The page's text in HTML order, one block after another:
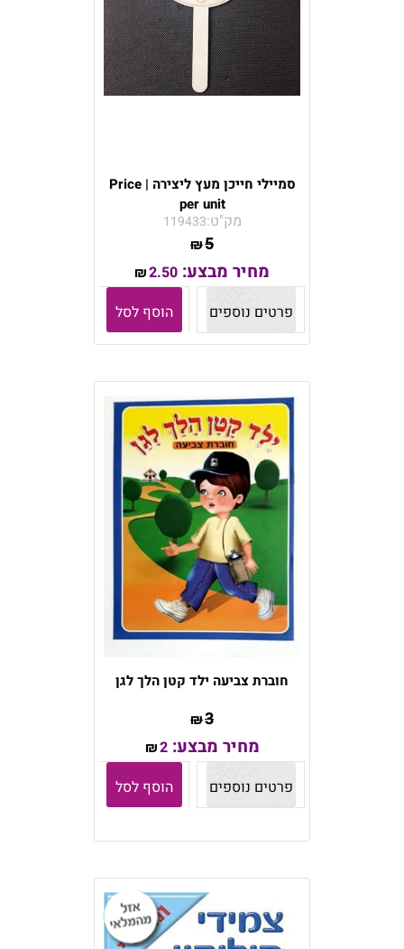
סמיילי חייכן מעץ ליצירה | Price
per unit
מק"ט:119433
₪5
מחיר מבצע: ₪2.50
פרטים נוספים
הוסף לסל
חוברת צביעה ילד קטן הלך לגן
₪3
מחיר מבצע: ₪2
פרטים נוספים
הוסף לסל